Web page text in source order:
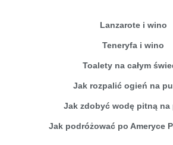
Lanzarote i wino
Teneryfa i wino
Toalety na całym
Jak rozpalić ogień na
Jak zdobyć wodę pitną na
Jak podróżować po Ameryce